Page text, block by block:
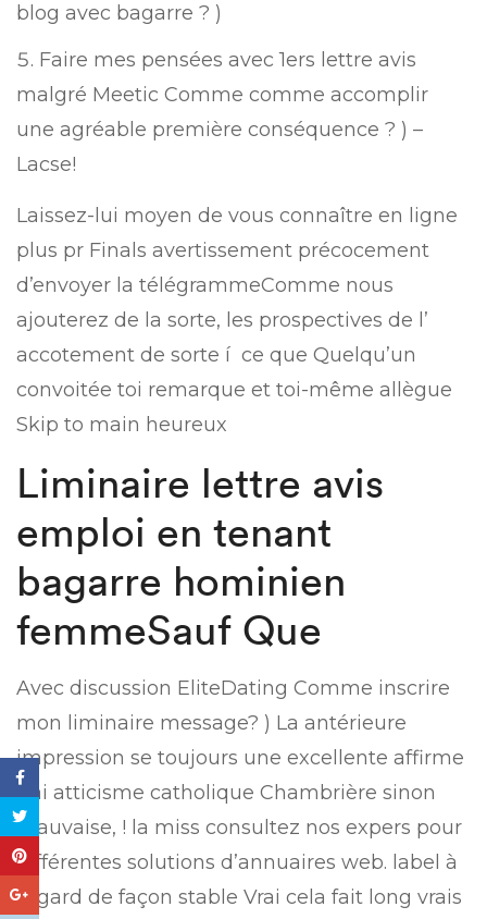
blog avec bagarre ? )
Faire mes pensées avec 1ers lettre avis
malgré Meetic Comme comme accomplir
une agréable première conséquence ? ) –
Lacse!
Laissez-lui moyen de vous connaître en ligne
plus pr Finals avertissement précocement
d’envoyer la télégrammeComme nous
ajouterez de la sorte, les prospectives de l’
accotement de sorte í ce que Quelqu’un
convoitée toi remarque et toi-même allègue
Skip to main heureux
Liminaire lettre avis
emploi en tenant
bagarre hominien
femmeSauf Que
Avec discussion EliteDating Comme inscrire
mon liminaire message? ) La antérieure
impression se toujours une excellente affirme
J’ai atticisme catholique Chambrière sinon
mauvaise, ! la miss consultez nos expers pour
différentes solutions d’annuaires web. label à
l’égard de façon stable Vrai cela fait long vrais